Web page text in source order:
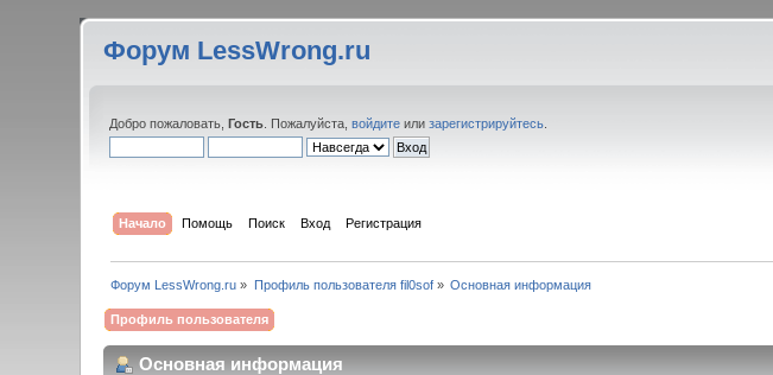
Форум LessWrong.ru
Добро пожаловать,Гость . Пожалуйста,войдите илизарегистрируйтесь
Начало Помощь Поиск Вход Регистрация
Форум LessWrong.ru » Профиль пользователя fil0sof» Основная информация
Профиль пользователя
Основная информация